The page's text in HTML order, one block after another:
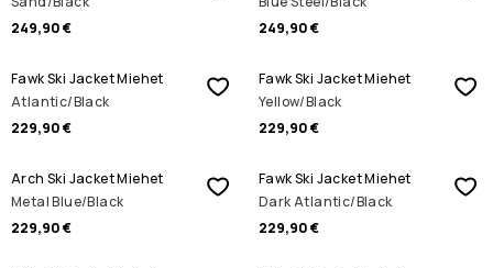
249,90 €
249,90 €
Fawk Ski Jacket Miehet
Atlantic/Black
229,90 €
Fawk Ski Jacket Miehet
Yellow/Black
229,90 €
Arch Ski Jacket Miehet
Metal Blue/Black
229,90 €
Fawk Ski Jacket Miehet
Dark Atlantic/Black
229,90 €